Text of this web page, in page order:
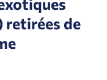
retirées de